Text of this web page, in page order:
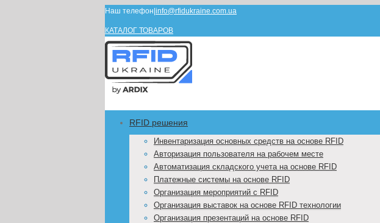
Наш телефон info@rfidukraine.com.ua
КАТАЛОГ ТОВАРОВ
RFID решения
Инвентаризация основных средств на основе RFID
Авторизация пользователя на рабочем месте
Автоматизация складского учета на основе RFID
Платежные системы на основе RFID
Организация мероприятий с RFID
Организация выставок на основе RFID технологии
Организация презентаций на основе RFID